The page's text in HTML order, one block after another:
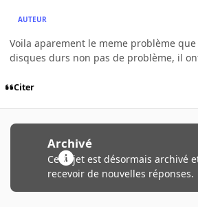
AUTEUR
Voila aparement le meme problème
disques durs non pas de problème, il
Citer
Archivé
Ce sujet est désormais archivé
recevoir de nouvelles réponses.